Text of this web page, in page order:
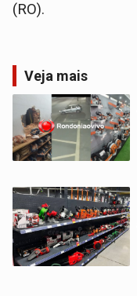
(RO).
Veja mais